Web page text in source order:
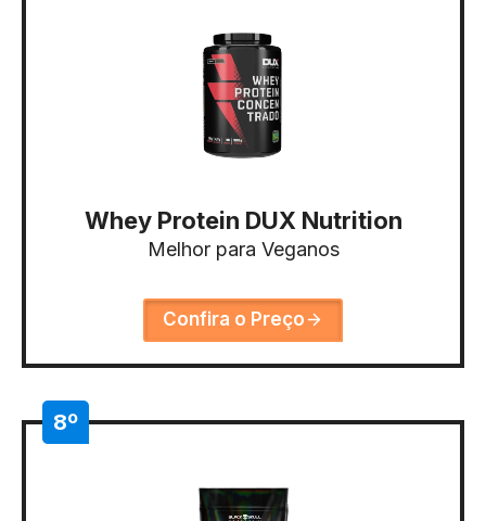
Whey Protein DUX Nutrition
Melhor para Veganos
Confira o Preço
8º